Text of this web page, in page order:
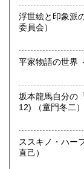
沖縄県
沿線名：伯備線
最寄駅：総社駅
定休日：年中無
不死鳥BOOKS
ゲーム、おもち
きます。店主
取り扱い分野
浮世絵と印象派の
委員会）
坂本龍馬自分の
12) （童門冬二）
ススキノ・ハー
直己）